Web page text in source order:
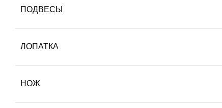
ПОДВЕСЫ
ЛОПАТКА
НОЖ